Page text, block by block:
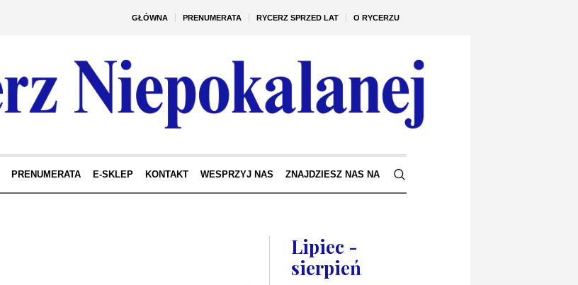
GŁÓWNA PRENUMERATA RYCERZ SPRZED LAT O RYCERZU
PRENUMERATA E-SKLEP KONTAKT WESPRZYJ NAS ZNAJDZIESZ NAS NA
Lipiec -
sierpień